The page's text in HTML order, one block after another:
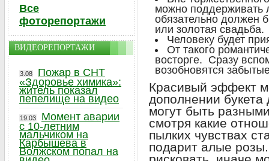
можно поддерживать
обязательно должен
или золотая свадьба.
Человеку будет
От такого
восторге. Сразу
возобновятся
Красивый эффект
дополнении
могут быть
смотря какие
пылких чувствах
подарит алые
Все
фоторепортажи
ВИДЕОРЕПОРТАЖИ
3.08
Пожар в СНТ
«Здоровье химика»:
житель показал
пепелище на видео
19.03
Момент аварии
с 10-летним
мальчиком на
Карбышева в
Волжском попал на